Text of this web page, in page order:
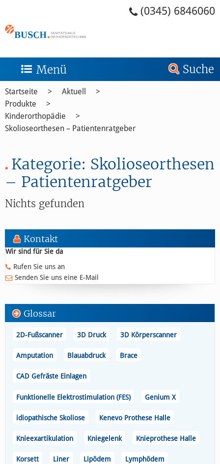
(0345) 6846060
Suche
Menü
Startseite
Aktuell
Produkte
Kinderorthopädie
Skolioseorthesen – Patientenratgeber
Kategorie: Skolioseorthesen
– Patientenratgeber
Nichts gefunden
Kontakt
Wir sind für Sie da
Rufen Sie uns an
Senden Sie uns eine E-Mail
Glossar
2D-Fußscanner 3D Druck 3D Körperscanner
Amputation Blauabdruck Brace
CAD Gefräste Einlagen
Funktionelle Elektrostimulation (FES) Genium X
idiopathische Skoliose Kenevo Prothese Halle
Knieexartikulation Kniegelenk Knieprothese Halle
Korsett Liner Lipödem Lymphödem